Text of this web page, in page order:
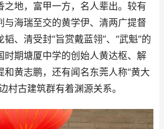
地，富甲一方，名人辈出。较有
与海瑞至交的黄学伊、清两广提督
、清受封“旨赏戴蓝翎”、“武魁”的
时期塘厦中学的创始人黄达枢、解
黄志鹏，还有闻名东莞人称“黄大
村古建筑群有着渊源关系。